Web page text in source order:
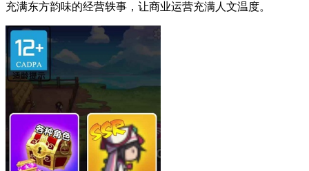
充满东方韵味的经营轶事，让商业运营充满人文温度。